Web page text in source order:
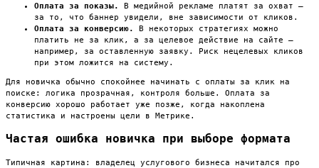
Оплата за показы.
В медийной рекламе платят за охват —
за то, что баннер увидели, вне зависимости от кликов.
Оплата за конверсию.
В некоторых стратегиях можно
платить не за клик, а за целевое действие на сайте —
например, за оставленную заявку. Риск нецелевых кликов
при этом ложится на систему.
Для новичка обычно спокойнее начинать с оплаты за клик на
поиске: логика прозрачная, контроля больше. Оплата за
конверсию хорошо работает уже позже, когда накоплена
статистика и настроены цели в Метрике.
Частая ошибка новичка при выборе формата
Типичная картина: владелец услугового бизнеса начитался про